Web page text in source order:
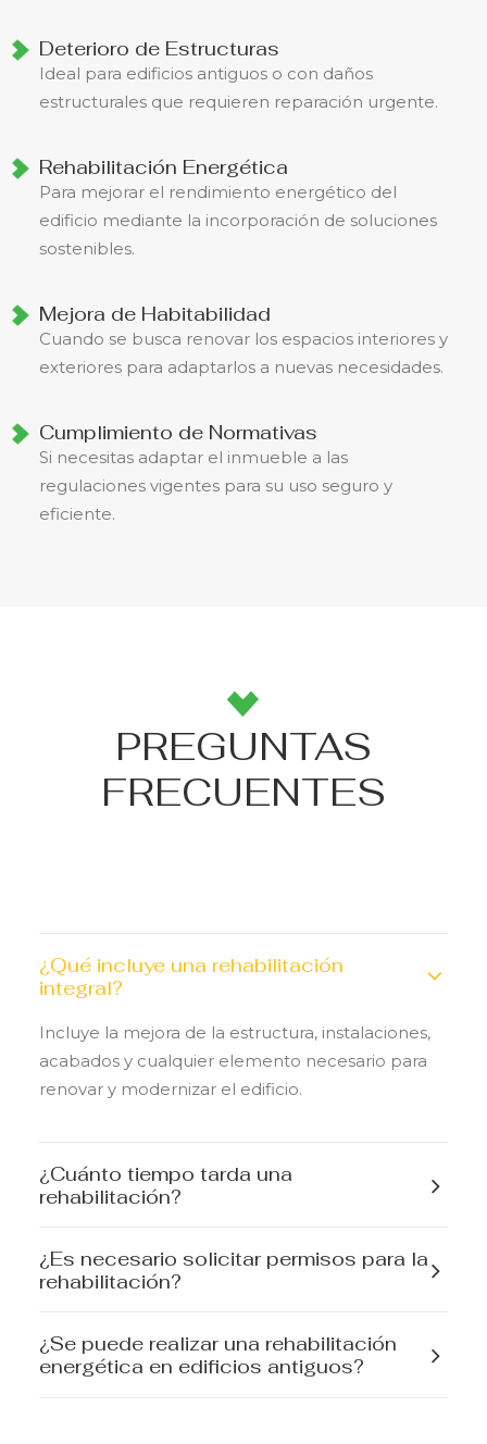
Deterioro de Estructuras
Ideal para edificios antiguos o con daños
estructurales que requieren reparación urgente.
Rehabilitación Energética
Para mejorar el rendimiento energético del
edificio mediante la incorporación de soluciones
sostenibles.
Mejora de Habitabilidad
Cuando se busca renovar los espacios interiores y
exteriores para adaptarlos a nuevas necesidades.
Cumplimiento de Normativas
Si necesitas adaptar el inmueble a las
regulaciones vigentes para su uso seguro y
eficiente.
PREGUNTAS
FRECUENTES
¿Qué incluye una rehabilitación
integral?
Incluye la mejora de la estructura, instalaciones,
acabados y cualquier elemento necesario para
renovar y modernizar el edificio.
¿Cuánto tiempo tarda una
rehabilitación?
¿Es necesario solicitar permisos para la
rehabilitación?
¿Se puede realizar una rehabilitación
energética en edificios antiguos?